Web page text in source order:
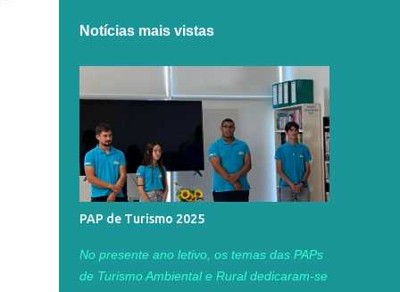
Notícias mais vistas
PAP de Turismo 2025
No presente ano letivo, os temas das PAPs
de Turismo Ambiental e Rural dedicaram-se